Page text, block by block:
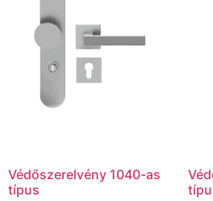
Védőszerelvény 1040-as
típus